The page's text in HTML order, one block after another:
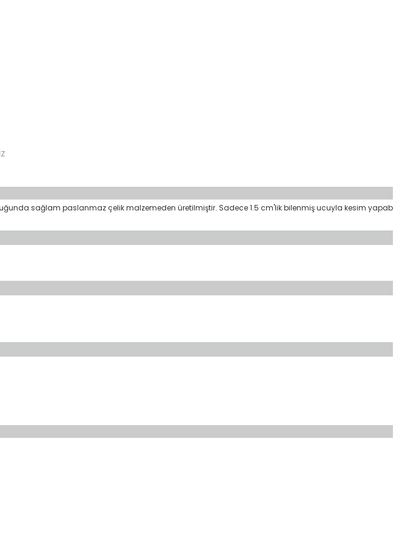
sağlam paslanmaz çelik malzemeden üretilmiştir. Sadece 1.5 cm'lik bilenmiş ucuyla kesim yapab